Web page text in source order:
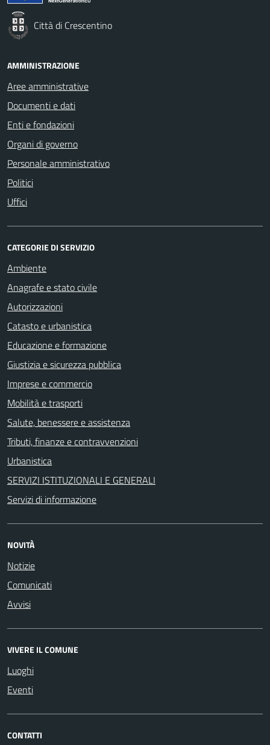
Città di Crescentino
AMMINISTRAZIONE
Aree amministrative
Documenti e dati
Enti e fondazioni
Organi di governo
Personale amministrativo
Politici
Uffici
CATEGORIE DI SERVIZIO
Ambiente
Anagrafe e stato civile
Autorizzazioni
Catasto e urbanistica
Educazione e formazione
Giustizia e sicurezza pubblica
Imprese e commercio
Mobilità e trasporti
Salute, benessere e assistenza
Tributi, finanze e contravvenzioni
Urbanistica
SERVIZI ISTITUZIONALI E GENERALI
Servizi di informazione
NOVITÀ
Notizie
Comunicati
Avvisi
VIVERE IL COMUNE
Luoghi
Eventi
CONTATTI